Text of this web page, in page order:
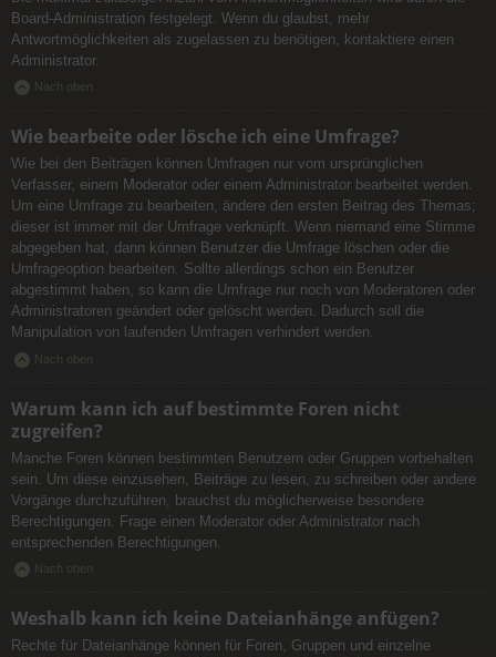
Board-Administration festgelegt. Wenn du glaubst, mehr
Antwortmöglichkeiten als zugelassen zu benötigen, kontaktiere einen
Administrator.
Nach oben
Wie bearbeite oder lösche ich eine Umfrage?
Wie bei den Beiträgen können Umfragen nur vom ursprünglichen
Verfasser, einem Moderator oder einem Administrator bearbeitet werden.
Um eine Umfrage zu bearbeiten, ändere den ersten Beitrag des Themas;
dieser ist immer mit der Umfrage verknüpft. Wenn niemand eine Stimme
abgegeben hat, dann können Benutzer die Umfrage löschen oder die
Umfrageoption bearbeiten. Sollte allerdings schon ein Benutzer
abgestimmt haben, so kann die Umfrage nur noch von Moderatoren oder
Administratoren geändert oder gelöscht werden. Dadurch soll die
Manipulation von laufenden Umfragen verhindert werden.
Nach oben
Warum kann ich auf bestimmte Foren nicht
zugreifen?
Manche Foren können bestimmten Benutzern oder Gruppen vorbehalten
sein. Um diese einzusehen, Beiträge zu lesen, zu schreiben oder andere
Vorgänge durchzuführen, brauchst du möglicherweise besondere
Berechtigungen. Frage einen Moderator oder Administrator nach
entsprechenden Berechtigungen.
Nach oben
Weshalb kann ich keine Dateianhänge anfügen?
Rechte für Dateianhänge können für Foren, Gruppen und einzelne